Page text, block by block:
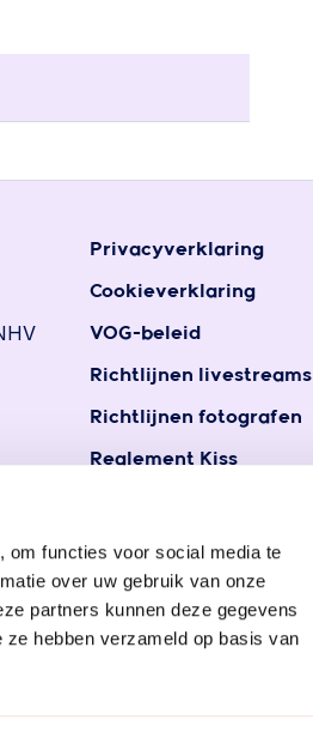
om functies voor social media te
over uw gebruik van onze
partners kunnen deze gegevens
hebben verzameld op basis van
Privacyverklaring
Cookieverklaring
VOG-beleid
Richtlijnen livestreams
Richtlijnen fotografen
Reglement Kiss